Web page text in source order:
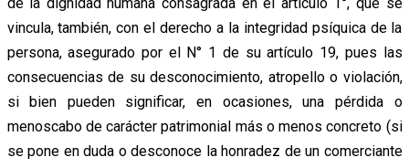
vincula, también, con el derecho a la integridad psíquica de la
persona, asegurado por el N° 1 de su artículo 19, pues las
consecuencias de su desconocimiento, atropello o violación,
si bien pueden significar, en ocasiones, una pérdida o
menoscabo de carácter patrimonial más o menos concreto (si
se pone en duda o desconoce la honradez de un comerciante